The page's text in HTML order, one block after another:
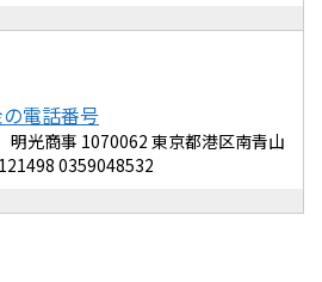
電話番号
明光商事 1070062 東京都港区南青山
0359048532